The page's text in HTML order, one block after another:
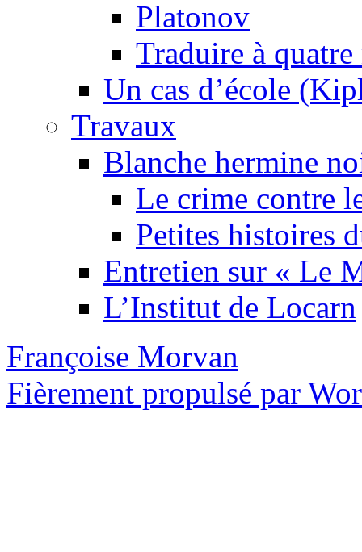
Platonov
Traduire à quatre
Un cas d’école
Travaux
Blanche hermine
Le crime contre
Petites histoires
Entretien sur « Le
L’Institut de Locarn
Françoise Morvan
Fièrement propulsé par